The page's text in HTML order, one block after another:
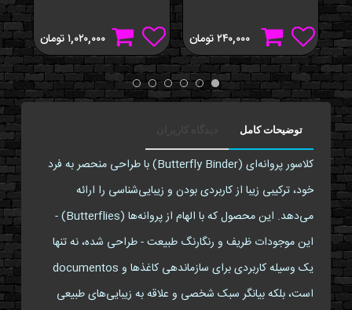
۲۴۰,۰۰۰تومان ۱,۰۲۰,۰۰۰تومان
توضیحات کامل
کلاسور پروانه‌ای (Butterfly Binder) با طراحی منحصر به فرد
خود، ترکیبی زیبا از کاربردی بودن و زیبایی‌شناسی را ارائه
می‌دهد. این محصول که با الهام از پروانه‌ها (Butterflies) -
این موجودات ظریف و رنگارنگ طبیعت - طراحی شده، نه تنها
یک وسیله کاربردی برای سازماندهی کاغذها و documentos
است، بلکه بیانگر سبک شخصی و علاقه به زیبایی‌های طبیعی